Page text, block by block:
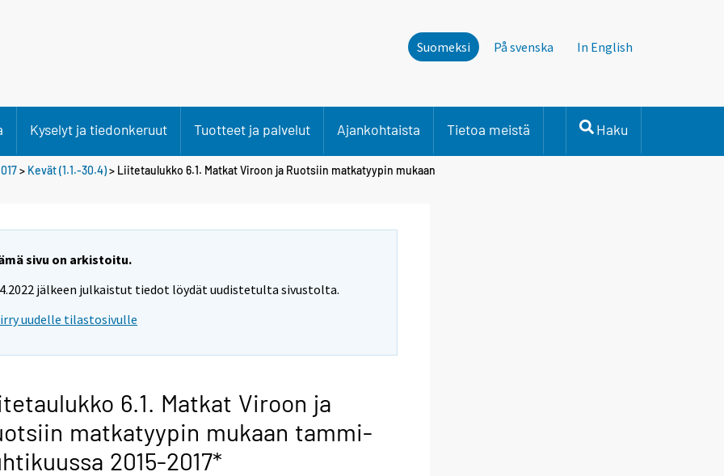
Suomeksi På svenska In English
Kyselyt ja tiedonkeruut Tuotteet ja palvelut Ajankohtaista Tietoa meistä Haku
> Kevät (1.1.-30.4)> Liitetaulukko 6.1. Matkat Viroon ja Ruotsiin matkatyypin mukaan
sivu on arkistoitu.
jälkeen julkaistut tiedot löydät uudistetulta sivustolta.
uudelle tilastosivulle
6.1. Matkat Viroon ja
matkatyypin mukaan tammi-
2015-2017*